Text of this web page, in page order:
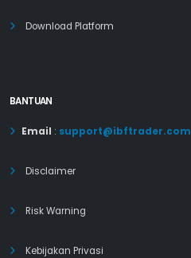
Download Platform
BANTUAN
Email : support@ibftrader.com
Disclaimer
Risk Warning
Kebijakan Privasi